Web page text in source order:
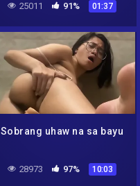
25011 91% 01:37
Sobrang uhaw na sa bayu
28973 97% 10:03